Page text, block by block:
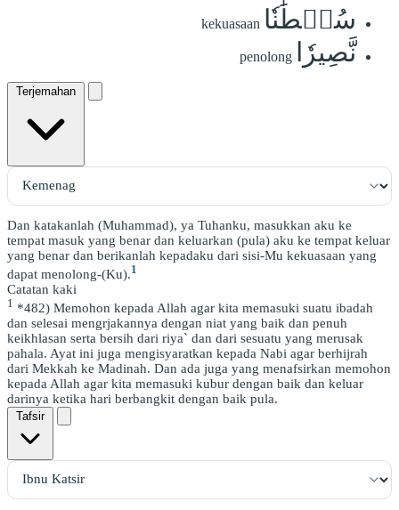
سُلۡطَٰنٗا kekuasaan
نَّصِيرٗا penolong
Terjemahan
Dan katakanlah (Muhammad), ya Tuhanku, masukkan aku ke
tempat masuk yang benar dan keluarkan (pula) aku ke tempat keluar
yang benar dan berikanlah kepadaku dari sisi-Mu kekuasaan yang
dapat menolong-(Ku).1
Catatan kaki
1 *482) Memohon kepada Allah agar kita memasuki suatu ibadah
dan selesai mengrjakannya dengan niat yang baik dan penuh
keikhlasan serta bersih dari riya` dan dari sesuatu yang merusak
pahala. Ayat ini juga mengisyaratkan kepada Nabi agar berhijrah
dari Mekkah ke Madinah. Dan ada juga yang menafsirkan memohon
kepada Allah agar kita memasuki kubur dengan baik dan keluar
darinya ketika hari berbangkit dengan baik pula.
Tafsir